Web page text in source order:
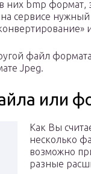
них bmp формат,
сервисе
файл
Jpeg.
или
Как Вы
несколько
возможно
разные